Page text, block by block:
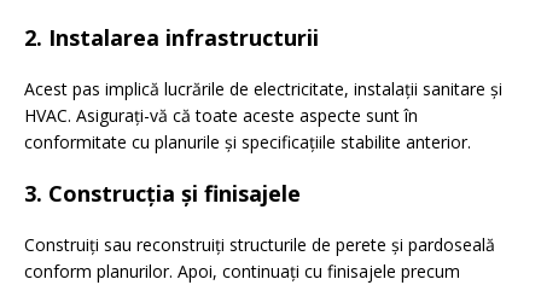
2. Instalarea infrastructurii
Acest pas implică lucrările de electricitate, instalații sanitare și
HVAC. Asigurați-vă că toate aceste aspecte sunt în
conformitate cu planurile și specificațiile stabilite anterior.
3. Construcția și finisajele
Construiți sau reconstruiți structurile de perete și pardoseală
conform planurilor. Apoi, continuați cu finisajele precum